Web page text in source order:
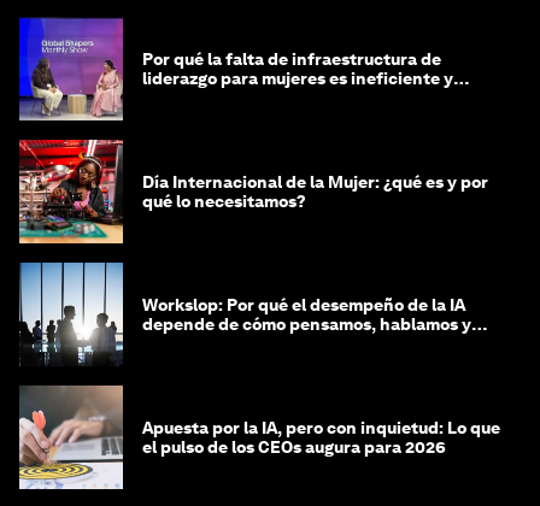
Por qué la falta de infraestructura de
liderazgo para mujeres es ineficiente y
Día Internacional de la Mujer: ¿qué es y por
qué lo necesitamos?
Workslop: Por qué el desempeño de la IA
depende de cómo pensamos, hablamos y
Apuesta por la IA, pero con inquietud: Lo que
el pulso de los CEOs augura para 2026